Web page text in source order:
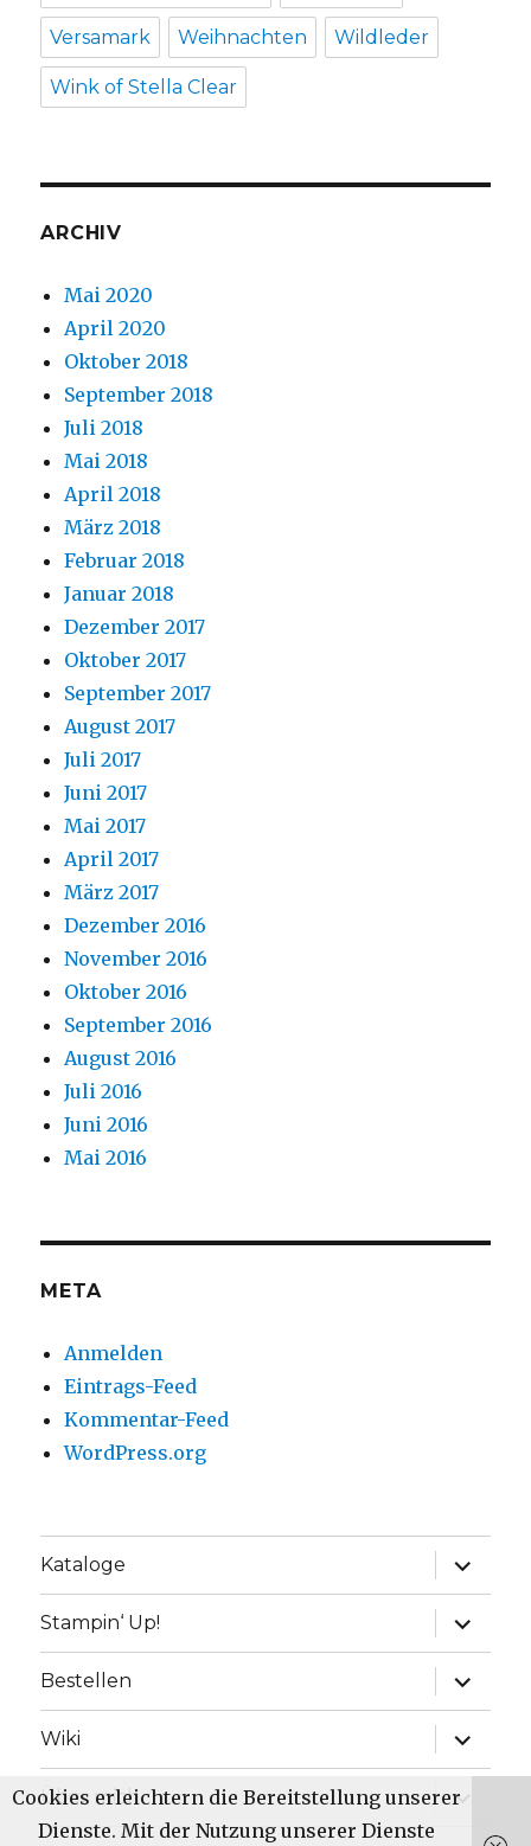
Versamark Weihnachten Wildleder
Wink of Stella Clear
ARCHIV
Mai 2020
April 2020
Oktober 2018
September 2018
Juli 2018
Mai 2018
April 2018
März 2018
Februar 2018
Januar 2018
Dezember 2017
Oktober 2017
September 2017
August 2017
Juli 2017
Juni 2017
Mai 2017
April 2017
März 2017
Dezember 2016
November 2016
Oktober 2016
September 2016
August 2016
Juli 2016
Juni 2016
Mai 2016
META
Anmelden
Eintrags-Feed
Kommentar-Feed
WordPress.org
Kataloge
Stampin‘ Up!
Bestellen
Wiki
Über mich
Cookies erleichtern die Bereitstellung unserer
Dienste. Mit der Nutzung unserer Dienste